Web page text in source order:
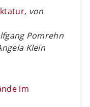
, von
Pomrehn
Klein
im